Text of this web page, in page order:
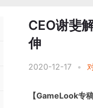
CEO谢斐
伸
2020-12-17 •
【GameLook专